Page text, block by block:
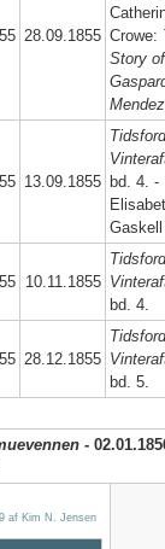
28.09.1855 Crowe:
Story of
Mendez
13.09.1855 bd. 4. -
Gaskell
10.11.1855
bd. 4.
28.12.1855
bd. 5.
-
af Kim N. Jensen